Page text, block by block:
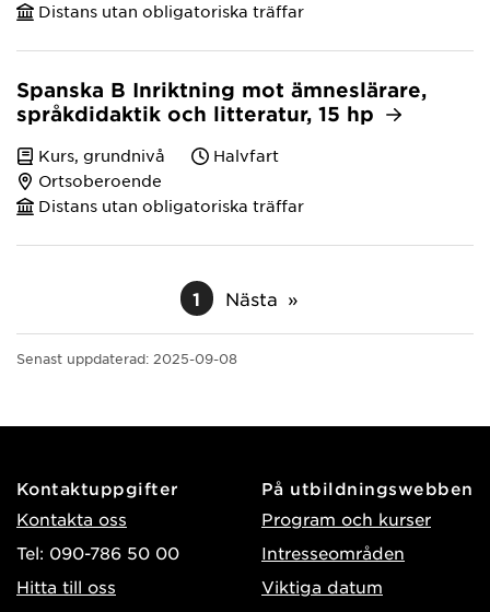
Distans utan obligatoriska träffar
Spanska B Inriktning mot ämneslärare,
språkdidaktik och litteratur, 15 hp
Kurs, grundnivå
Halvfart
Ortsoberoende
Distans utan obligatoriska träffar
1 Nästa
Senast uppdaterad: 2025-09-08
Kontaktuppgifter
Kontakta oss
Tel: 090-786 50 00
Hitta till oss
På utbildningswebben
Program och kurser
Intresseområden
Viktiga datum